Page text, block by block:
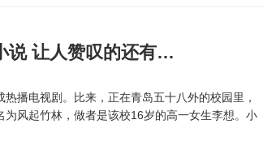
说 让人赞叹的还有…
电视剧。比来，正在青岛五十八外的校园里，
风起竹林，做者是该校16岁的高一女生李想。小